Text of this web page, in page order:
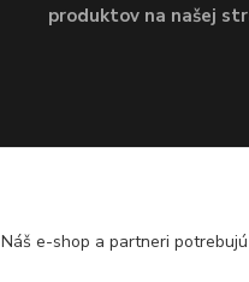
produktov na našej
Náš e-shop a partneri